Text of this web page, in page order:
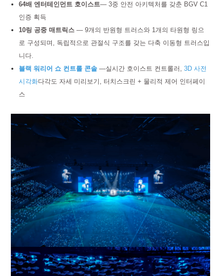
64배 엔터테인먼트 호이스트— 3중 안전 아키텍처를 갖춘 BGV C1
인증 획득
10링 공중 매트릭스 — 9개의 반원형 트러스와 1개의 타원형 링으
로 구성되며, 독립적으로 관절식 구조를 갖는 다축 이동형 트러스입
니다.
블랙 워리어 쇼 컨트롤 콘솔 —실시간 호이스트 컨트롤러, 3D 사전
시각화다각도 자세 미리보기, 터치스크린 + 물리적 제어 인터페이
스